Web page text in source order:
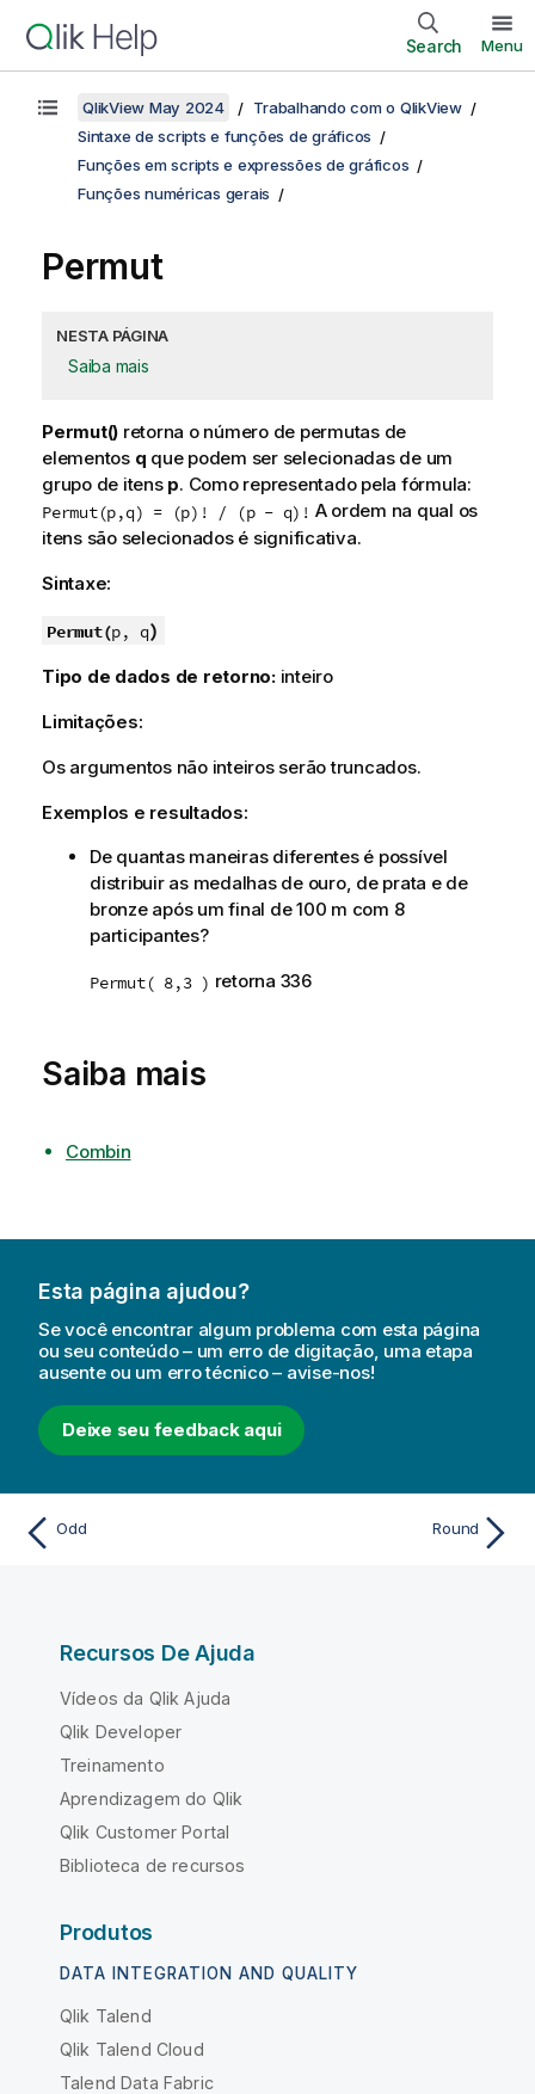
Search Menu
QlikView May 2024
Trabalhando com o QlikView
Sintaxe de scripts e funções de gráficos
Funções em scripts e expressões de gráficos
Funções numéricas gerais
Permut
NESTA PÁGINA
Saiba mais
Permut() retorna o número de permutas de
elementos q que podem ser selecionadas de um
grupo de itens p. Como representado pela fórmula:
Permut(p,q) = (p)! / (p - q)! A ordem na qual os
itens são selecionados é significativa.
Sintaxe:
Permut(p, q)
Tipo de dados de retorno: inteiro
Limitações:
Os argumentos não inteiros serão truncados.
Exemplos e resultados:
De quantas maneiras diferentes é possível
distribuir as medalhas de ouro, de prata e de
bronze após um final de 100 m com 8
participantes?
Permut( 8,3 ) retorna 336
Saiba mais
Combin
Esta página ajudou?
Se você encontrar algum problema com esta página
ou seu conteúdo – um erro de digitação, uma etapa
ausente ou um erro técnico – avise-nos!
Deixe seu feedback aqui
Odd Round
Recursos De Ajuda
Vídeos da Qlik Ajuda
Qlik Developer
Treinamento
Aprendizagem do Qlik
Qlik Customer Portal
Biblioteca de recursos
Produtos
DATA INTEGRATION AND QUALITY
Qlik Talend
Qlik Talend Cloud
Talend Data Fabric